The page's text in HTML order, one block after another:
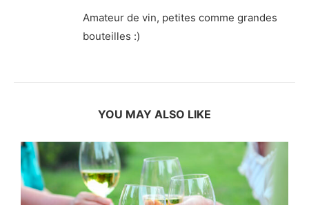
Amateur de vin, petites comme grandes
bouteilles :)
YOU MAY ALSO LIKE